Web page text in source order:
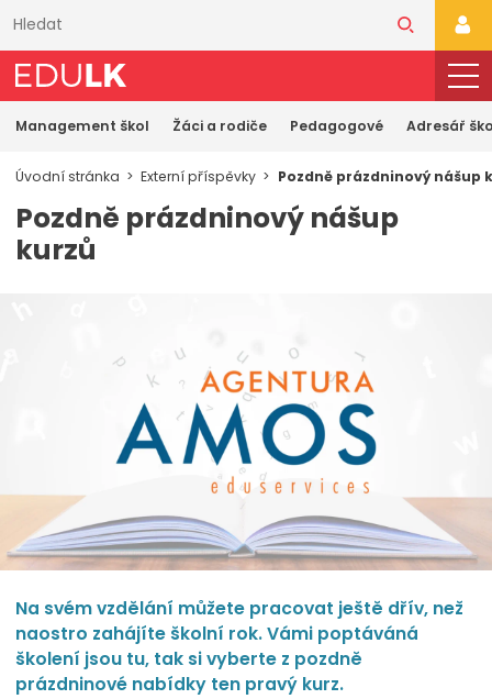
obsahu
Management škol Žáci a rodiče Pedagogové Adresář
Úvodní stránka Externí příspěvky Pozdně prázdninový nášup
Pozdně prázdninový nášup
kurzů
Na svém vzdělání můžete pracovat ještě dřív, než
naostro zahájíte školní rok. Vámi poptáváná
školení jsou tu, tak si vyberte z pozdně
prázdninové nabídky ten pravý kurz.